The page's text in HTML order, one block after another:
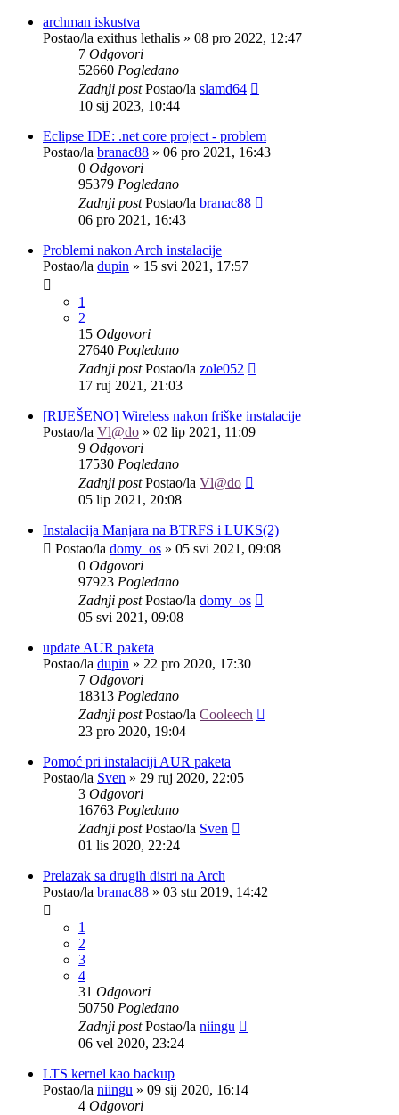
archman iskustva
Postao/la exithus lethalis » 08 pro 2022, 12:47
7 Odgovori
52660 Pogledano
Zadnji postPostao/la slamd64
10 sij 2023, 10:44
Eclipse IDE: .net core project - problem
Postao/la branac88 » 06 pro 2021, 16:43
0 Odgovori
95379 Pogledano
Zadnji postPostao/la branac88
06 pro 2021, 16:43
Problemi nakon Arch instalacije
Postao/la dupin » 15 svi 2021, 17:57
1
2
15 Odgovori
27640 Pogledano
Zadnji postPostao/la zole052
17 ruj 2021, 21:03
[RIJEŠENO] Wireless nakon friške instalacije
Postao/la Vl@do » 02 lip 2021, 11:09
9 Odgovori
17530 Pogledano
Zadnji postPostao/la Vl@do
05 lip 2021, 20:08
Instalacija Manjara na BTRFS i LUKS(2)
Postao/la domy_os » 05 svi 2021, 09:08
0 Odgovori
97923 Pogledano
Zadnji postPostao/la domy_os
05 svi 2021, 09:08
update AUR paketa
Postao/la dupin » 22 pro 2020, 17:30
7 Odgovori
18313 Pogledano
Zadnji postPostao/la Cooleech
23 pro 2020, 19:04
Pomoć pri instalaciji AUR paketa
Postao/la Sven » 29 ruj 2020, 22:05
3 Odgovori
16763 Pogledano
Zadnji postPostao/la Sven
01 lis 2020, 22:24
Prelazak sa drugih distri na Arch
Postao/la branac88 » 03 stu 2019, 14:42
1
2
3
4
31 Odgovori
50750 Pogledano
Zadnji postPostao/la niingu
06 vel 2020, 23:24
LTS kernel kao backup
Postao/la niingu » 09 sij 2020, 16:14
4 Odgovori